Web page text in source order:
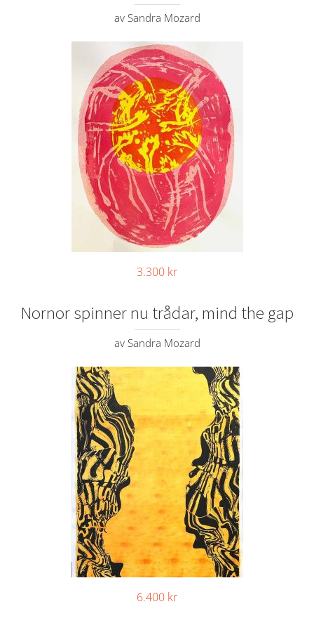
av Sandra Mozard
3.300 kr
Nornor spinner nu trådar, mind the gap
av Sandra Mozard
6.400 kr